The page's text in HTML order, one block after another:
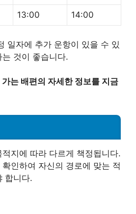
13:00 14:00
일자에 추가 운항이 있을 수 있
것이 좋습니다.
는 배편의 자세한 정보를 지금
지에 따라 다르게 책정됩니다.
인하여 자신의 경로에 맞는 적
합니다.